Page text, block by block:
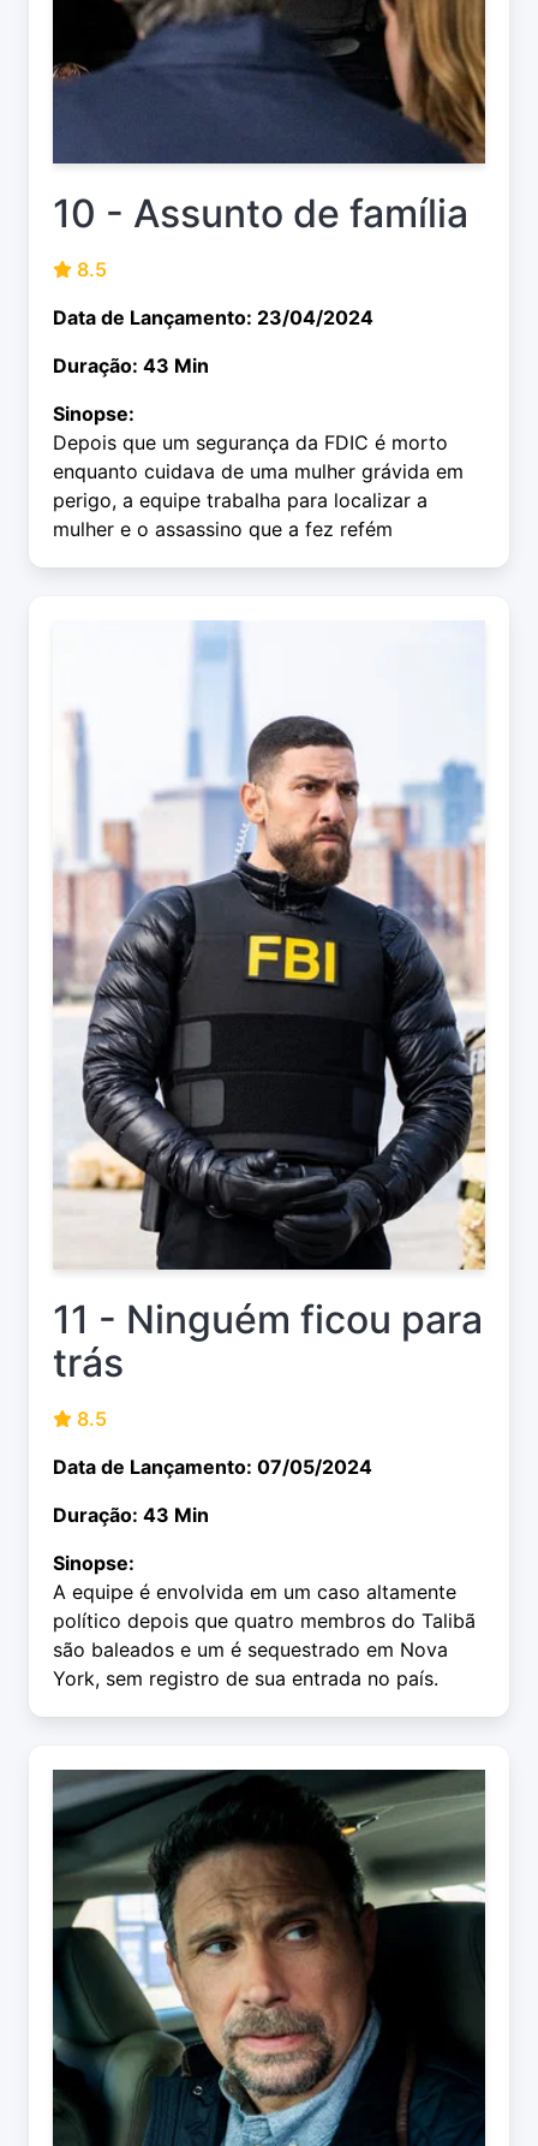
10 - Assunto de família
8.5
Data de Lançamento: 23/04/2024
Duração: 43 Min
Sinopse:
Depois que um segurança da FDIC é morto
enquanto cuidava de uma mulher grávida em
perigo, a equipe trabalha para localizar a
mulher e o assassino que a fez refém
11 - Ninguém ficou para
trás
8.5
Data de Lançamento: 07/05/2024
Duração: 43 Min
Sinopse:
A equipe é envolvida em um caso altamente
político depois que quatro membros do Talibã
são baleados e um é sequestrado em Nova
York, sem registro de sua entrada no país.